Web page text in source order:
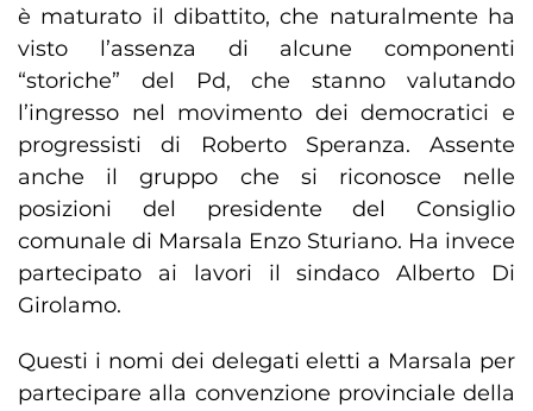
è maturato il dibattito, che naturalmente ha
visto l’assenza di alcune componenti
“storiche” del Pd, che stanno valutando
l’ingresso nel movimento dei democratici e
progressisti di Roberto Speranza. Assente
anche il gruppo che si riconosce nelle
posizioni del presidente del Consiglio
comunale di Marsala Enzo Sturiano. Ha invece
partecipato ai lavori il sindaco Alberto Di
Girolamo.
Questi i nomi dei delegati eletti a Marsala per
partecipare alla convenzione provinciale della